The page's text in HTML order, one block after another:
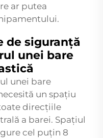
ar putea
de siguranță
unei bare
unei bare
un spațiu
direcțiile
a barei. Spațiul
cel puțin 8